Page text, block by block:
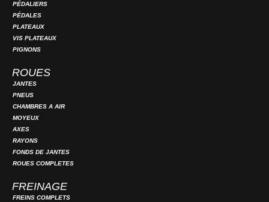
PÉDALIERS
PÉDALES
PLATEAUX
VIS PLATEAUX
PIGNONS
ROUES
JANTES
PNEUS
CHAMBRES A AIR
MOYEUX
AXES
RAYONS
FONDS DE JANTES
ROUES COMPLETES
FREINAGE
FREINS COMPLETS